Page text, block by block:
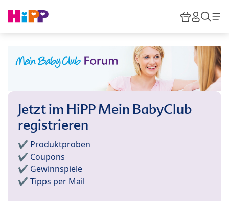
HiPP
Jetzt im HiPP Mein BabyClub
registrieren
✔️ Produktproben
✔️ Coupons
✔️ Gewinnspiele
✔️ Tipps per Mail